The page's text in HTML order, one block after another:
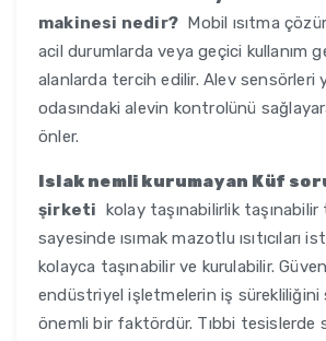
makinesi nedir? Mobil ısıtma
acil durumlarda veya geçici kullanım
alanlarda tercih edilir. Alev sensörleri
odasındaki alevin kontrolünü
önler.
Islak nemli kurumayan Küf
şirketi kolay taşınabilirlik taşınabilir
sayesinde ısımak mazotlu ısıtıcıları
kolayca taşınabilir ve kurulabilir.
endüstriyel işletmelerin iş sürekliliğini
önemli bir faktördür. Tıbbi tesislerde